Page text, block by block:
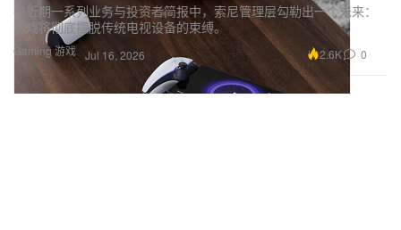
Gaming 游戏
在近期一系列业务与投资者简报中，索尼管理层勾勒出一个未来：
游戏将彻底摆脱传统电视设备的束缚。
Jul 16, 2026 2.6K 0